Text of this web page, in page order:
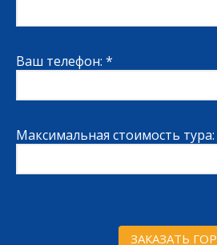
Ваш телефон: *
Максимальная стоимость тура: